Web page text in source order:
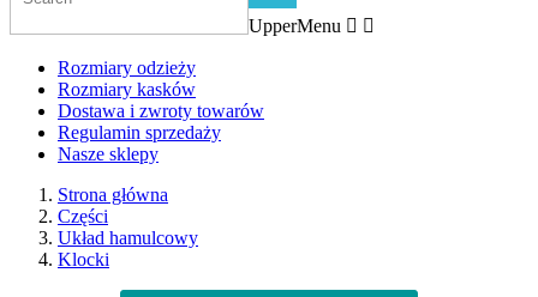
UpperMenu  
Rozmiary odzieży
Rozmiary kasków
Dostawa i zwroty towarów
Regulamin sprzedaży
Nasze sklepy
Strona główna
Części
Układ hamulcowy
Klocki